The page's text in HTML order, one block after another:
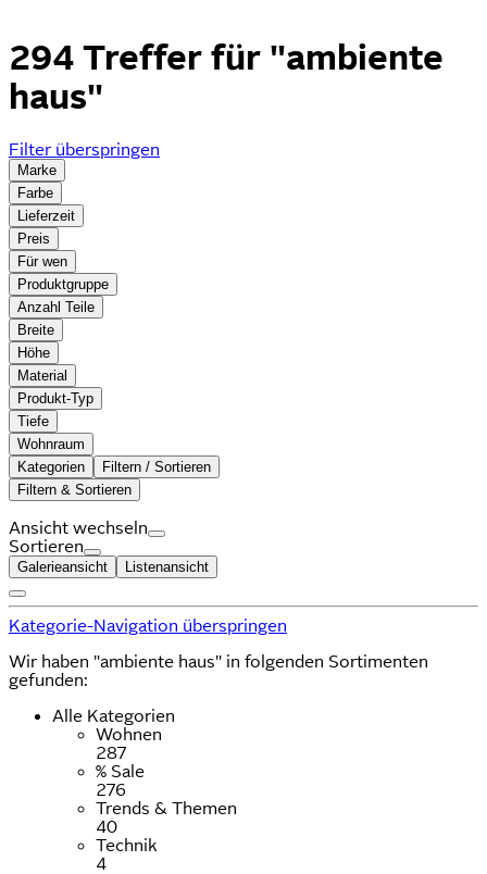
294 Treffer für "ambiente
haus"
Filter überspringen
Marke
Farbe
Lieferzeit
Preis
Für wen
Produktgruppe
Anzahl Teile
Breite
Höhe
Material
Produkt-Typ
Tiefe
Wohnraum
Kategorien
Filtern / Sortieren
Filtern & Sortieren
Ansicht wechseln
Sortieren
Galerieansicht Listenansicht
Kategorie-Navigation überspringen
Wir haben "ambiente haus" in folgenden Sortimenten
gefunden:
Alle Kategorien
Wohnen
287
% Sale
276
Trends & Themen
40
Technik
4